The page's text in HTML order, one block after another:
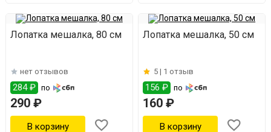
Лопатка мешалка, 80 см
нет отзывов
284 ₽ по
290 ₽
Лопатка мешалка, 50 см
5 | 1 отзыв
156 ₽ по
160 ₽